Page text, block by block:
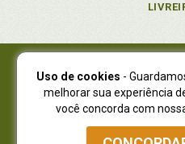
Juruá Editora Ltda.,
Juruá Informática Ltda.,
NOVO ENDEREÇO:R. Flávio
Curitiba - Paraná
Uso de cookies -
melhorar sua experiência
você concorda com